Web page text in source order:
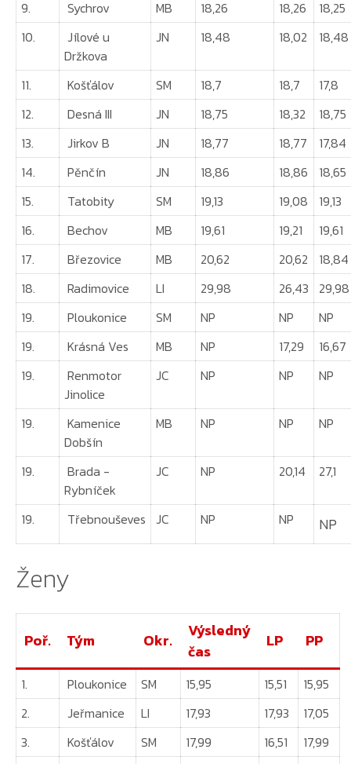
9.
Sychrov MB 18,26 18,26
18,25
10.
Jílové u
Držkova
JN 18,48 18,02 18,48
11. Košťálov SM 18,7 18,7
17,8
12.
Desná III JN 18,75 18,32
18,75
13.
Jirkov B JN 18,77 18,77
17,84
14.
Pěnčín JN 18,86 18,86
18,65
15.
Tatobity SM 19,13 19,08
19,13
16.
Bechov MB 19,61 19,21
19,61
17.
Březovice MB 20,62 20,62
18,84
18.
Radimovice LI 29,98 26,43
29,98
19.
Ploukonice SM NP NP
NP
19.
Krásná Ves MB NP 17,29
16,67
19.
Renmotor
Jinolice
JC NP NP NP
19.
Kamenice
Dobšín
MB NP NP NP
19.
Brada -
Rybníček
JC NP 20,14 27,1
19. Třebnouševes JC NP NP NP
Ženy
Poř. Tým Okr.
Výsledný
čas
LP PP
1. Ploukonice SM 15,95 15,51
15,95
2.
Jeřmanice LI 17,93 17,93
17,05
3.
Košťálov SM 17,99 16,51
17,99